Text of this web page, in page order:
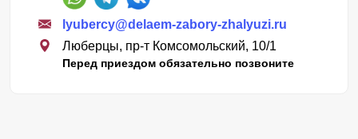
lyubercy@delaem-zabory-zhalyuzi.ru
Люберцы, пр-т Комсомольский, 10/1
Перед приездом обязательно позвоните